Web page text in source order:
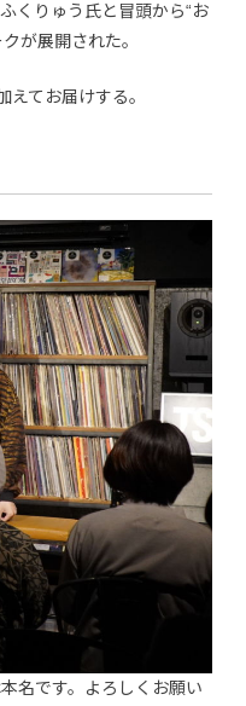
くりゅう氏と冒頭から“お
が展開された。
てお届けする。
名です。よろしくお願い